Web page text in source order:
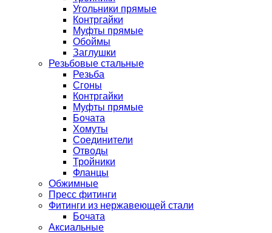
Угольники прямые
Контргайки
Муфты прямые
Обоймы
Заглушки
Резьбовые стальные
Резьба
Сгоны
Контргайки
Муфты прямые
Бочата
Хомуты
Соединители
Отводы
Тройники
Фланцы
Обжимные
Пресс фитинги
Фитинги из нержавеющей стали
Бочата
Аксиальные